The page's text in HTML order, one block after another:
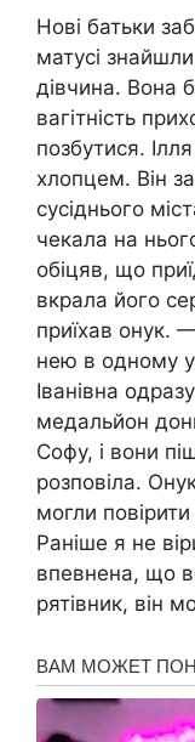
Нові батьки
матусі
дівчина. Вона
вагiтність
позбутися.
хлопцем. Він
сусіднього
чекала на
обіцяв, що
вкрала його
приїхав онук.
нею в одному
Іванівна
медальйон
Софу, і вони
розповіла.
могли
Раніше я не
впевнена, що
рятівник, він